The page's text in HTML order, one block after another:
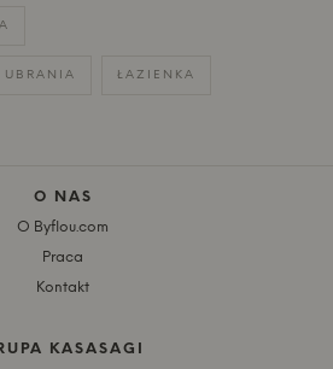
ŁAZIENKA
O NAS
O Byflou.com
Praca
Kontakt
KASASAGI